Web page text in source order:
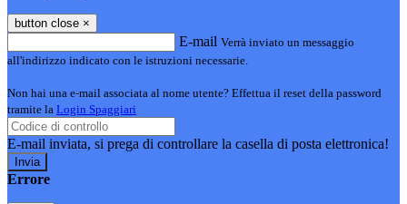
button close ×
E-mail Verrà inviato un messaggio
all'indirizzo indicato con le istruzioni necessarie.
Non hai una e-mail associata al nome utente? Effettua il reset della password
tramite la Login Spaggiari
E-mail inviata, si prega di controllare la casella di posta elettronica!
Errore